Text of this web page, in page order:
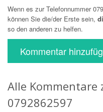
Wenn es zur Telefonnummer
können Sie die/der Erste sein,
so den anderen zu helfen.
Kommentar
Alle Kommentare
0792862597